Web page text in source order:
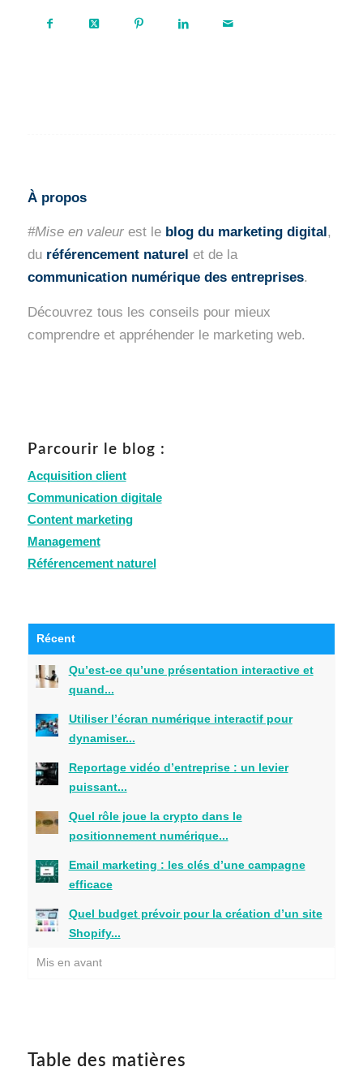
À propos
#Mise en valeur est le blog du marketing digital ,
du référencement naturel et de la
communication numérique des entreprises.
Découvrez tous les conseils pour mieux
comprendre et appréhender le marketing web.
Parcourir le blog :
Acquisition client
Communication digitale
Content marketing
Management
Référencement naturel
Récent
Qu’est-ce qu’une présentation interactive et
quand...
Utiliser l’écran numérique interactif pour
dynamiser...
Reportage vidéo d’entreprise : un levier
puissant...
Quel rôle joue la crypto dans le
positionnement numérique...
Email marketing : les clés d’une campagne
efficace
Quel budget prévoir pour la création d’un site
Shopify...
Mis en avant
Table des matières